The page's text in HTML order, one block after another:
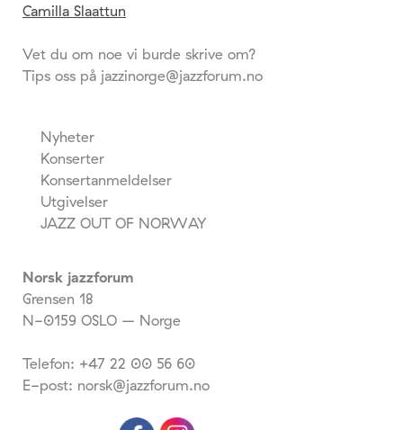
Camilla Slaattun
Vet du om noe vi burde skrive om?
Tips oss på jazzinorge@jazzforum.no
Nyheter
Konserter
Konsertanmeldelser
Utgivelser
JAZZ OUT OF NORWAY
Norsk jazzforum
Grensen 18
N-0159 OSLO – Norge
Telefon: +47 22 00 56 60
E-post: norsk@jazzforum.no